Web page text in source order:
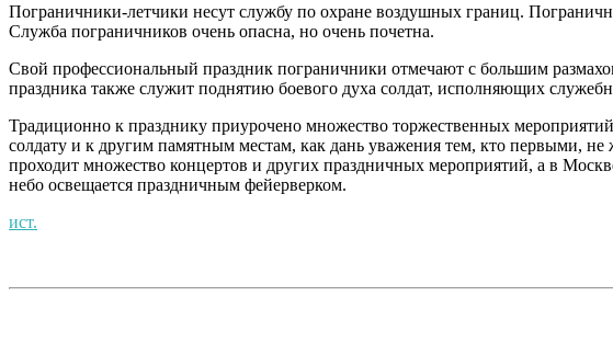
Пограничники-летчики несут службу по охране воздушных границ.
Служба пограничников очень опасна, но очень почетна.
Свой профессиональный праздник пограничники отмечают с большим
праздника также служит поднятию боевого духа солдат, исполняющих
Традиционно к празднику приурочено множество торжественных
солдату и к другим памятным местам, как дань уважения тем, кто первыми,
проходит множество концертов и других праздничных мероприятий, а в
небо освещается праздничным фейерверком.
ист.